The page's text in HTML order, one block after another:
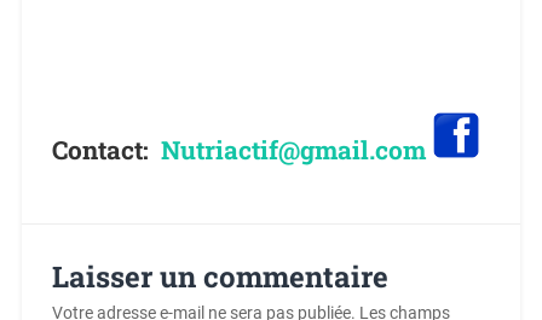
Contact: Nutriactif@gmail.com
Laisser un commentaire
Votre adresse e-mail ne sera pas publiée. Les champs